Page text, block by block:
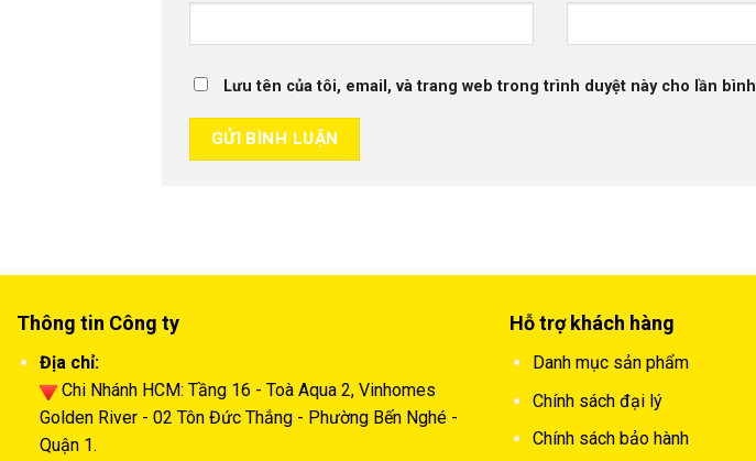
Lưu tên của tôi, email, và trang web trong trình duyệt này cho lần
Thông tin Công ty
Địa chỉ:
Chi Nhánh HCM: Tầng 16 - Toà Aqua 2, Vinhomes
Golden River - 02 Tôn Đức Thắng - Phường Bến Nghé -
Quận 1.
Hỗ trợ khách hàng
Danh mục sản phẩm
Chính sách đại lý
Chính sách bảo hành